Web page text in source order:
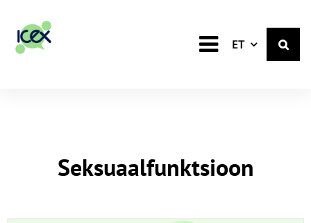
ET Estonian
Seksuaalfunktsioon